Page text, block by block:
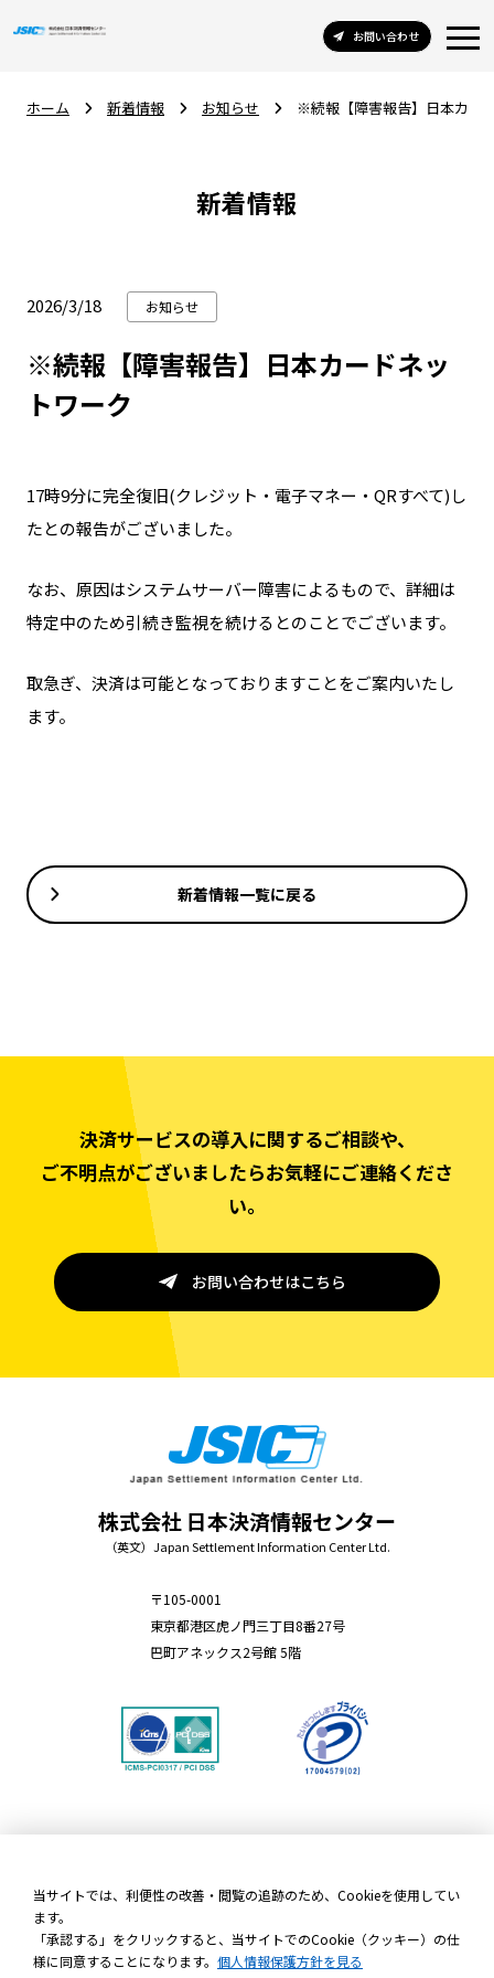
お問い合わせ
ホーム 新着情報 お知らせ ※続報【障害報告】日本カー
新着情報
2026/3/18 お知らせ
※続報【障害報告】日本カードネッ
トワーク
17時9分に完全復旧(クレジット・電子マネー・QRすべて)し
たとの報告がございました。
なお、原因はシステムサーバー障害によるもので、詳細は
特定中のため引続き監視を続けるとのことでございます。
取急ぎ、決済は可能となっておりますことをご案内いたし
ます。
新着情報一覧に戻る
決済サービスの導入に関するご相談や、
ご不明点がございましたらお気軽にご連絡くださ
い。
お問い合わせはこちら
株式会社 日本決済情報センター
（英文）Japan Settlement Information Center Ltd.
〒105-0001
東京都港区虎ノ門三丁目8番27号
巴町アネックス2号館 5階
個人情報保護方針
加盟店規約
当サイトでは、利便性の改善・閲覧の追跡のため、Cookieを使用してい
ます。
「承認する」をクリックすると、当サイトでのCookie（クッキー）の仕
様に同意することになります。 個人情報保護方針を見る